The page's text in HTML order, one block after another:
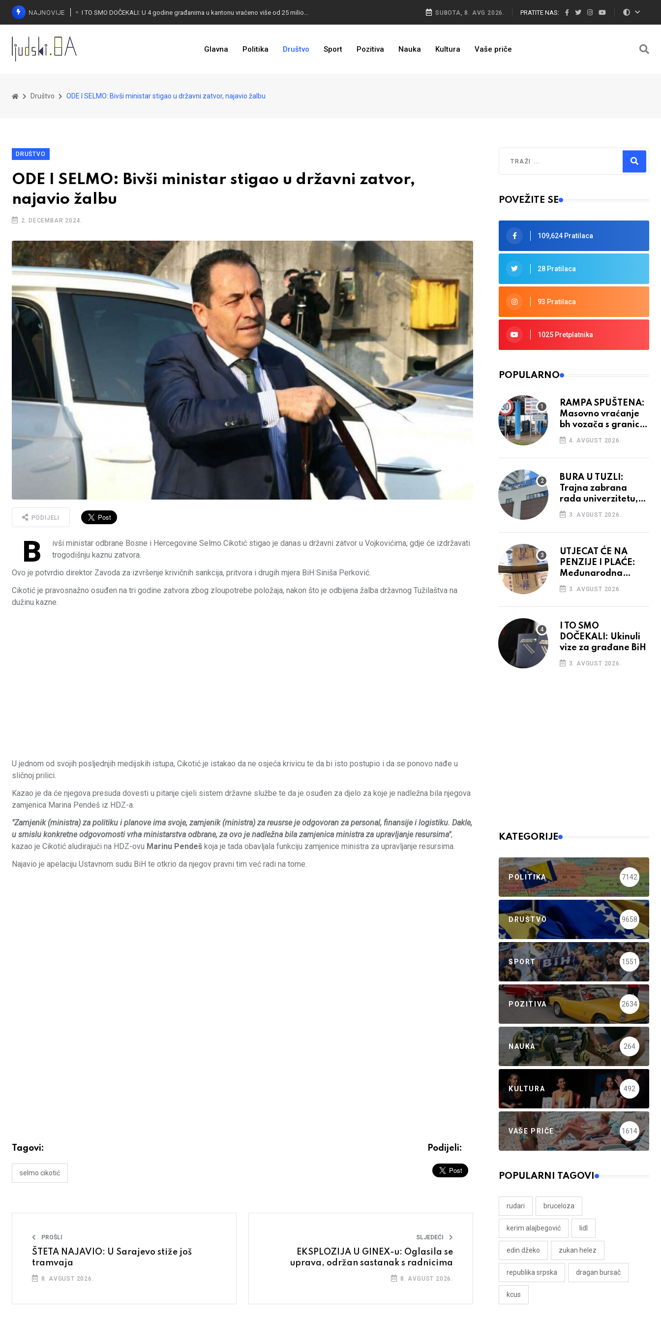
NAJNOVIJE
KONAKOVIĆ PALI ALARM: Otvoreno pismo UN-u
SUBOTA, 8. AVG 2026. PRATITE NAS:
Glavna Politika Društvo Sport Pozitiva Nauka Kultura Vaše priče
Društvo ODE I SELMO: Bivši ministar stigao u državni zatvor, najavio žalbu
DRUŠTVO
ODE I SELMO: Bivši ministar stigao u državni zatvor,
najavio žalbu
2. DECEMBAR 2024.
PODIJELI
B
ivši ministar odbrane Bosne i Hercegovine Selmo Cikotić stigao je danas u državni zatvor u Vojkovićima, gdje će izdržavati
trogodišnju kaznu zatvora.
Ovo je potvrdio direktor Zavoda za izvršenje krivičnih sankcija, pritvora i drugih mjera BiH Siniša Perković.
Cikotić je pravosnažno osuđen na tri godine zatvora zbog zloupotrebe položaja, nakon što je odbijena žalba državnog Tužilaštva na
dužinu kazne.
U jednom od svojih posljednjih medijskih istupa, Cikotić je istakao da ne osjeća krivicu te da bi isto postupio i da se ponovo nađe u
sličnoj prilici.
Kazao je da će njegova presuda dovesti u pitanje cijeli sistem državne službe te da je osuđen za djelo za koje je nadležna bila njegova
zamjenica Marina Pendeš iz HDZ-a.
"Zamjenik (ministra) za politiku i planove ima svoje, zamjenik (ministra) za reusrse je odgovoran za personal, finansije i logistiku. Dakle,
u smislu konkretne odgovornosti vrha ministarstva odbrane, za ovo je nadležna bila zamjenica ministra za upravljanje resursima",
kazao je Cikotić aludirajući na HDZ-ovu Marinu Pendeš koja je tada obavljala funkciju zamjenice ministra za upravljanje resursima.
Najavio je apelaciju Ustavnom sudu BiH te otkrio da njegov pravni tim već radi na tome.
Tagovi:
selmo cikotić
Podijeli:
PROŠLI
ŠTETA NAJAVIO: U Sarajevo stiže još
tramvaja
8. AVGUST 2026.
SLJEDEĆI
EKSPLOZIJA U GINEX-u: Oglasila se
uprava, održan sastanak s radnicima
8. AVGUST 2026.
Type 2 or more characters for results.
POVEŽITE SE
109,624 Pratilaca
28 Pratilaca
93 Pratilaca
1025 Pretplatnika
POPULARNO
RAMPA SPUŠTENA:
Masovno vraćanje
bh vozača s granica
EU, protesti na
vidiku
4. AVGUST 2026.
BURA U TUZLI:
Trajna zabrana
rada univerzitetu,
provedba sudskih
odluka
3. AVGUST 2026.
UTJECAT ĆE NA
PENZIJE I PLAĆE:
Međunarodna
agencija potvrdila
kreditni rejting BiH
3. AVGUST 2026.
I TO SMO
DOČEKALI: Ukinuli
vize za građane BiH
3. AVGUST 2026.
KATEGORIJE
POLITIKA 7142
DRUŠTVO 9658
SPORT 1551
POZITIVA 2634
NAUKA 264
KULTURA 492
VAŠE PRIČE 1614
POPULARNI TAGOVI
rudari bruceloza
kerim alajbegović lidl
edin džeko zukan helez
republika srpska dragan bursač
kcus